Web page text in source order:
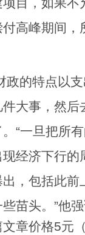
高峰期间，
的特点以支
大事，然后
“一旦把所
经济下行的
，包括此前
苗头。”他
章价格5元